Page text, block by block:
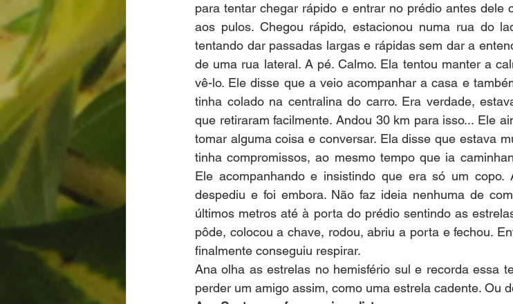
para tentar chegar rápido e entrar no prédio antes dele
aos pulos. Chegou rápido, estacionou numa rua do
tentando dar passadas largas e rápidas sem dar a
de uma rua lateral. A pé. Calmo. Ela tentou manter a
vê-lo. Ele disse que a veio acompanhar a casa e
tinha colado na centralina do carro. Era verdade,
que retiraram facilmente. Andou 30 km para isso... Ele
tomar alguma coisa e conversar. Ela disse que estava
tinha compromissos, ao mesmo tempo que ia
Ele acompanhando e insistindo que era só um
despediu e foi embora. Não faz ideia nenhuma de
últimos metros até à porta do prédio sentindo as
pôde, colocou a chave, rodou, abriu a porta e fechou.
finalmente conseguiu respirar.
Ana olha as estrelas no hemisfério sul e recorda essa
perder um amigo assim, como uma estrela cadente. Ou